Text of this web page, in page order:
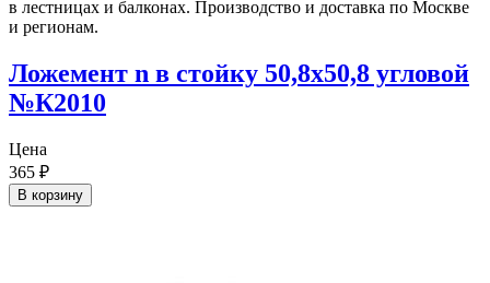
Ложемент n в стойку 50,8х50,8 угловой
№К2010
Цена
365 ₽
В корзину